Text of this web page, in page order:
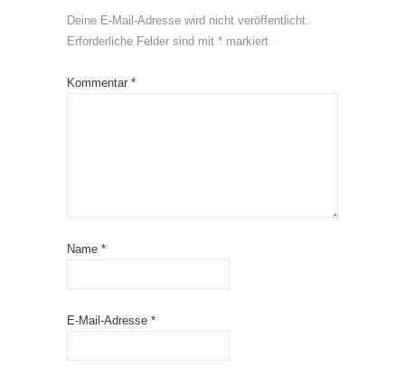
Deine E-Mail-Adresse wird nicht veröffentlicht.
Erforderliche Felder sind mit * markiert
Kommentar *
Name *
E-Mail-Adresse *